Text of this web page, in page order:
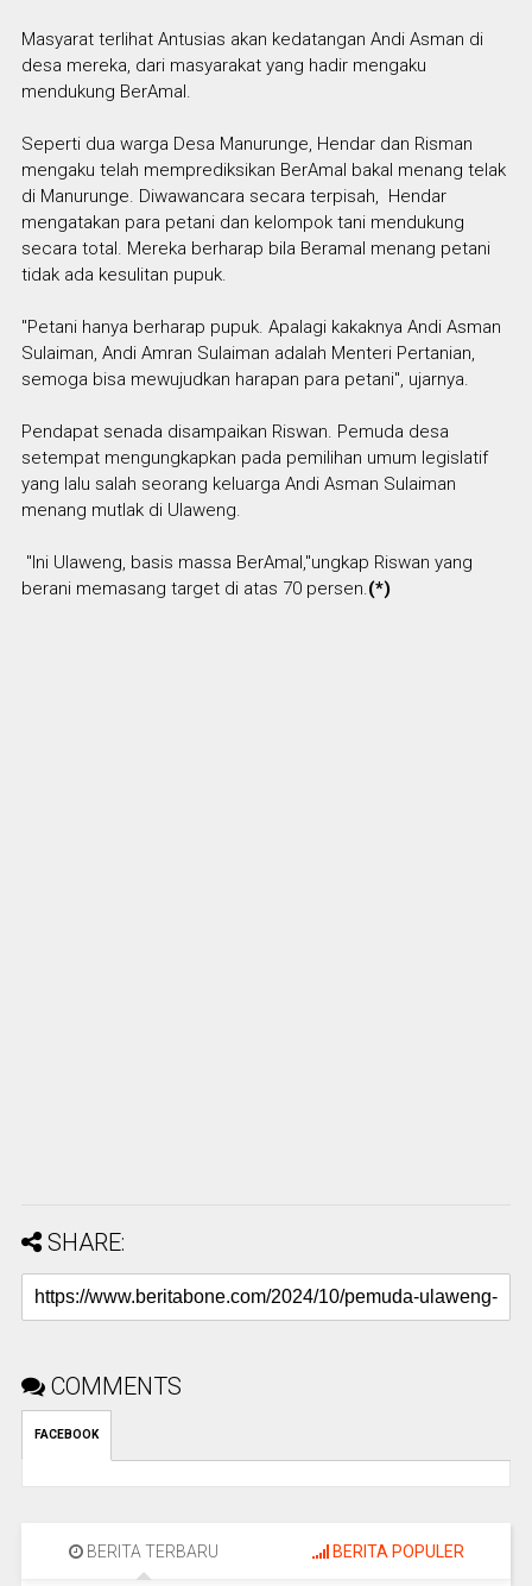
Masyarat terlihat Antusias akan kedatangan Andi Asman di
desa mereka, dari masyarakat yang hadir mengaku
mendukung BerAmal.
Seperti dua warga Desa Manurunge, Hendar dan Risman
mengaku telah memprediksikan BerAmal bakal menang telak
di Manurunge. Diwawancara secara terpisah, Hendar
mengatakan para petani dan kelompok tani mendukung
secara total. Mereka berharap bila Beramal menang petani
tidak ada kesulitan pupuk.
"Petani hanya berharap pupuk. Apalagi kakaknya Andi Asman
Sulaiman, Andi Amran Sulaiman adalah Menteri Pertanian,
semoga bisa mewujudkan harapan para petani", ujarnya.
Pendapat senada disampaikan Riswan. Pemuda desa
setempat mengungkapkan pada pemilihan umum legislatif
yang lalu salah seorang keluarga Andi Asman Sulaiman
menang mutlak di Ulaweng.
"Ini Ulaweng, basis massa BerAmal,"ungkap Riswan yang
berani memasang target di atas 70 persen.(*)
SHARE:
COMMENTS
FACEBOOK
BERITA TERBARU BERITA POPULER